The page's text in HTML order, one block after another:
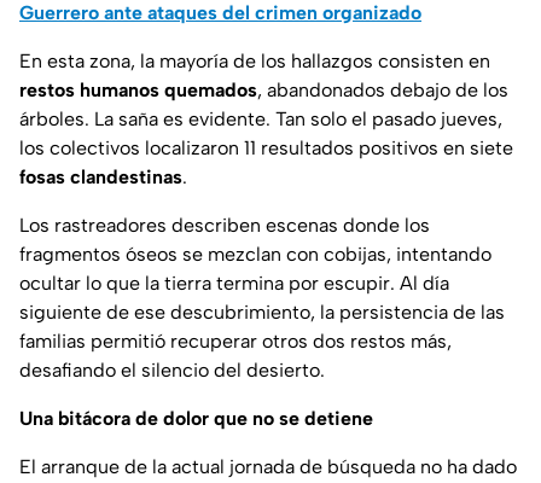
Guerrero ante ataques del crimen organizado
En esta zona, la mayoría de los hallazgos consisten en
restos humanos quemados, abandonados debajo de los
árboles. La saña es evidente. Tan solo el pasado jueves,
los colectivos localizaron 11 resultados positivos en siete
fosas clandestinas.
Los rastreadores describen escenas donde los
fragmentos óseos se mezclan con cobijas, intentando
ocultar lo que la tierra termina por escupir. Al día
siguiente de ese descubrimiento, la persistencia de las
familias permitió recuperar otros dos restos más,
desafiando el silencio del desierto.
Una bitácora de dolor que no se detiene
El arranque de la actual jornada de búsqueda no ha dado